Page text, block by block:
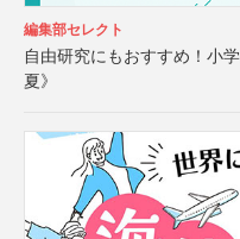
編集部セレクト
自由研究にもおすすめ！小
夏》